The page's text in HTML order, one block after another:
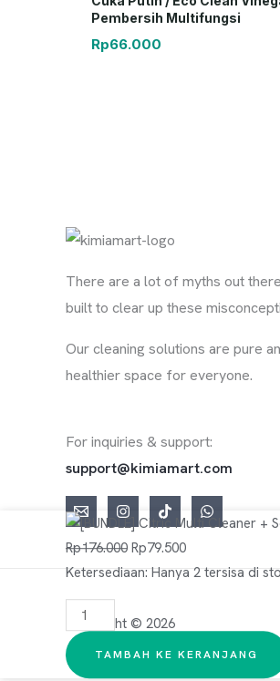
Pembersih Multifungsi
Rp66.000
There are a lot of myths out
built to clear up these
Our cleaning solutions are pure
healthier space for everyone.
For inquiries & support:
support@kimiamart.com
Copyright © 2026
Rp176.000
Harga aslinya adalah:
Rp79.500
Harga saat ini
Ketersediaan: Hanya 2 tersisa di
Kuantitas [BUNDLE] Citric Multi
TAMBAH KE KERANJANG